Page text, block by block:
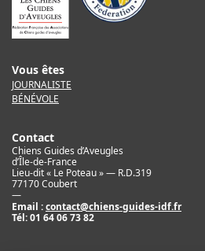
Vous êtes
JOURNALISTE
BÉNÉVOLE
Contact
Chiens Guides d’Aveugles
d’Île-de-France
Lieu-dit « Le Poteau » — R.D.319
77170 Coubert
—
Email :contact@chiens-guides-idf.fr
Tél:01 64 06 73 82